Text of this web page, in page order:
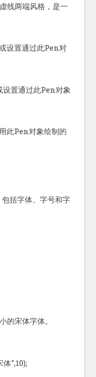
线两端风格，是一
设置通过此Pen对
设置通过此Pen对象
此Pen对象绘制的
括字体、字号和字
的宋体字体。
",10);